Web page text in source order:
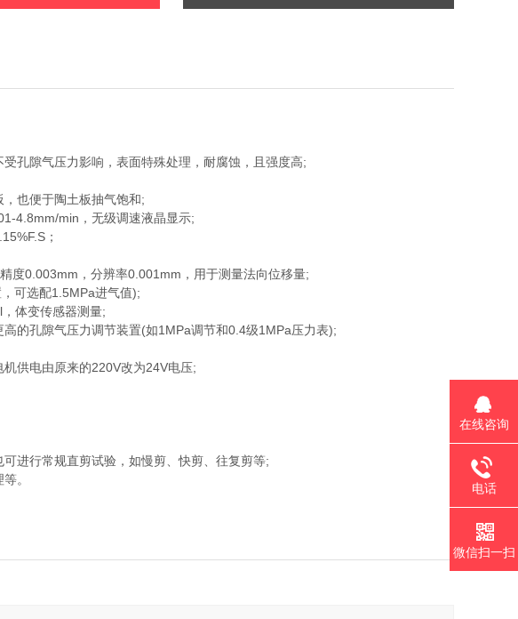
孔隙气压力影响，表面特殊处理，耐腐蚀，且强度高;
也便于陶土板抽气饱和;
4.8mm/min，无级调速液晶显示;
；
度0.003mm，分辨率0.001mm，用于测量法向位移量;
可选配1.5MPa进气值);
体变传感器测量;
的孔隙气压力调节装置(如1MPa调节和0.4级1MPa压力表);
机供电由原来的220V改为24V电压;
进行常规直剪试验，如慢剪、快剪、往复剪等;
。
在线咨询
电话
微信扫一扫